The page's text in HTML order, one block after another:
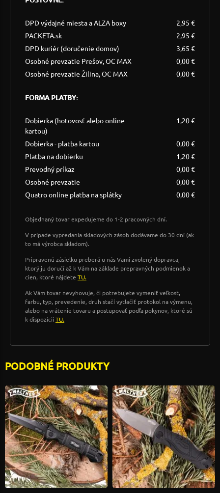
DPD výdajné miesta a ALZA boxy
2,95 €
PACKETA.sk
2,95 €
DPD kuriér (doručenie domov)
3,65 €
Osobné prevzatie Prešov, OC MAX
0,00 €
Osobné prevzatie Žilina, OC MAX
0,00 €
FORMA PLATBY:
Dobierka (hotovosť alebo online
kartou)
1,20 €
Dobierka - platba kartou
0,00 €
Platba na dobierku
1,20 €
Prevodný príkaz
0,00 €
Osobné prevzatie
0,00 €
Quatro online platba na splátky
0,00 €
Objednaný tovar expedujeme do 1-2 pracovných dní.
V prípade vypredania skladových zásob dodávame do 30 dní (ak
to má výrobca skladom).
Pripravenú zásielku preberá u nás Vami zvolený dopravca,
ktorý ju doručí až k Vám na základe prepravných podmienok a
cien, ktoré nájdete TU.
Ak Vám tovar nevyhovuje, či potrebujete vymeniť veľkosť,
farbu, typ, prevedenie, druh stačí vytlačiť protokol na výmenu,
alebo na vrátenie tovaru a postupovať podľa pokynov, ktoré sú
k dispozícii TU.
PODOBNÉ PRODUKTY